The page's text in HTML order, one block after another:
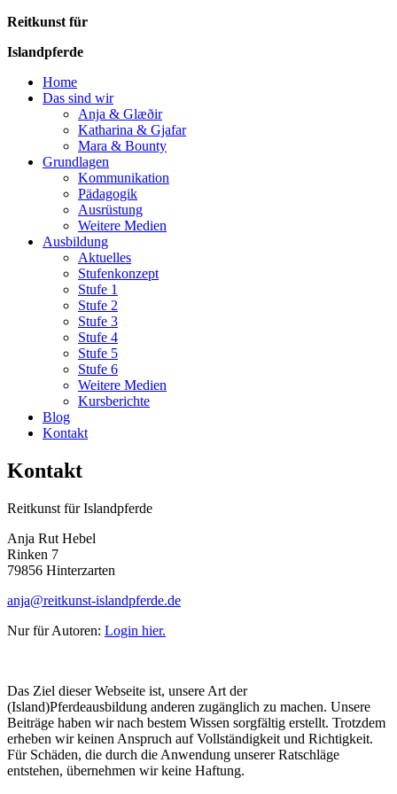
Reitkunst für
Islandpferde
Home
Das sind wir
Anja & Glæðir
Katharina & Gjafar
Mara & Bounty
Grundlagen
Kommunikation
Pädagogik
Ausrüstung
Weitere Medien
Ausbildung
Aktuelles
Stufenkonzept
Stufe 1
Stufe 2
Stufe 3
Stufe 4
Stufe 5
Stufe 6
Weitere Medien
Kursberichte
Blog
Kontakt
Kontakt
Reitkunst für Islandpferde
Anja Rut Hebel
Rinken 7
79856 Hinterzarten
anja@reitkunst-islandpferde.de
Nur für Autoren: Login hier.
Das Ziel dieser Webseite ist, unsere Art der
(Island)Pferdeausbildung anderen zugänglich zu machen. Unsere
Beiträge haben wir nach bestem Wissen sorgfältig erstellt. Trotzdem
erheben wir keinen Anspruch auf Vollständigkeit und Richtigkeit.
Für Schäden, die durch die Anwendung unserer Ratschläge
entstehen, übernehmen wir keine Haftung.